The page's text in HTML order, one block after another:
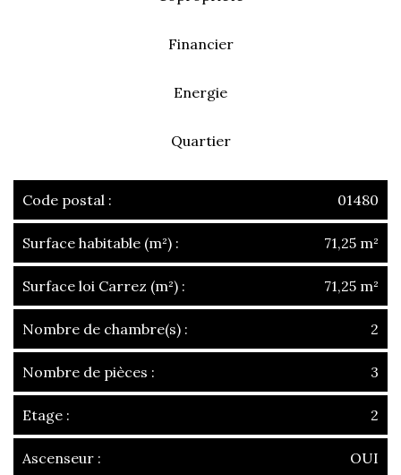
Financier
Energie
Quartier
Code postal : 01480
Surface habitable (m²) : 71,25 m²
Surface loi Carrez (m²) : 71,25 m²
Nombre de chambre(s) : 2
Nombre de pièces : 3
Etage : 2
Ascenseur : OUI